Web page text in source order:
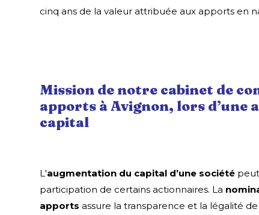
cinq ans de la valeur attribuée aux apports en
Mission de notre cabinet de
apports à Avignon, lors d’une
capital
L'augmentation du capital d’une sociétépeut
participation de certains actionnaires. La
apports assure la transparence et la légalité